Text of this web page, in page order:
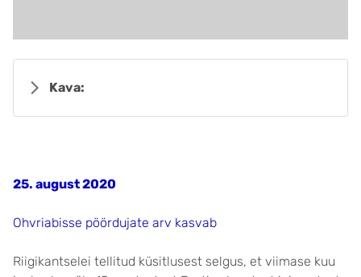
Kava:
25. august 2020
Ohvriabisse pöördujate arv kasvab
Riigikantselei tellitud küsitlusest selgus, et viimase kuu